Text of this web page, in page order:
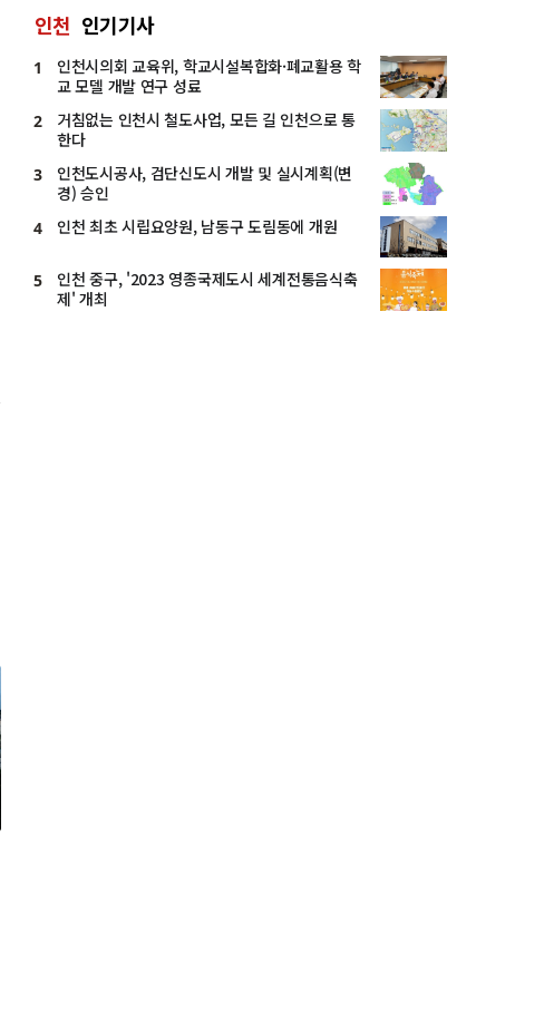
인천 인기기사
1
인천시의회 교육위, 학교시설복합화·폐교활용 학
교 모델 개발 연구 성료
2
거침없는 인천시 철도사업, 모든 길 인천으로 통
한다
3
인천도시공사, 검단신도시 개발 및 실시계획(변
경) 승인
4 인천 최초 시립요양원, 남동구 도림동에 개원
5
인천 중구, '2023 영종국제도시 세계전통음식축
제' 개최